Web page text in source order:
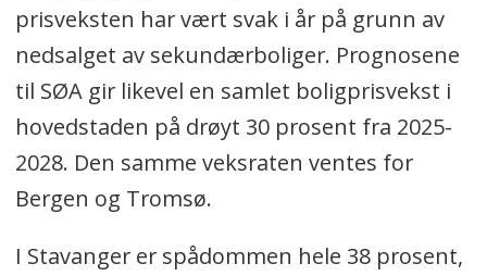
prisveksten har vært svak i år på grunn av
nedsalget av sekundærboliger. Prognosene
til SØA gir likevel en samlet boligprisvekst i
hovedstaden på drøyt 30 prosent fra 2025-
2028. Den samme veksraten ventes for
Bergen og Tromsø.
I Stavanger er spådommen hele 38 prosent,